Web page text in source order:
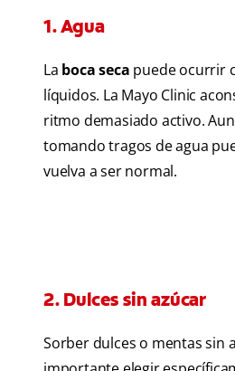
1. Agua
La boca seca puede ocurrir
líquidos. La Mayo Clinic
ritmo demasiado activo.
tomando tragos de agua
vuelva a ser normal.
2. Dulces sin azúcar
Sorber dulces o mentas sin